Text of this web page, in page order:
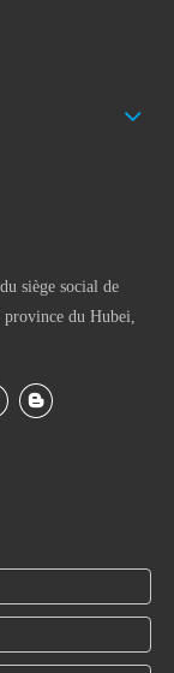
siège social de
province du Hubei,